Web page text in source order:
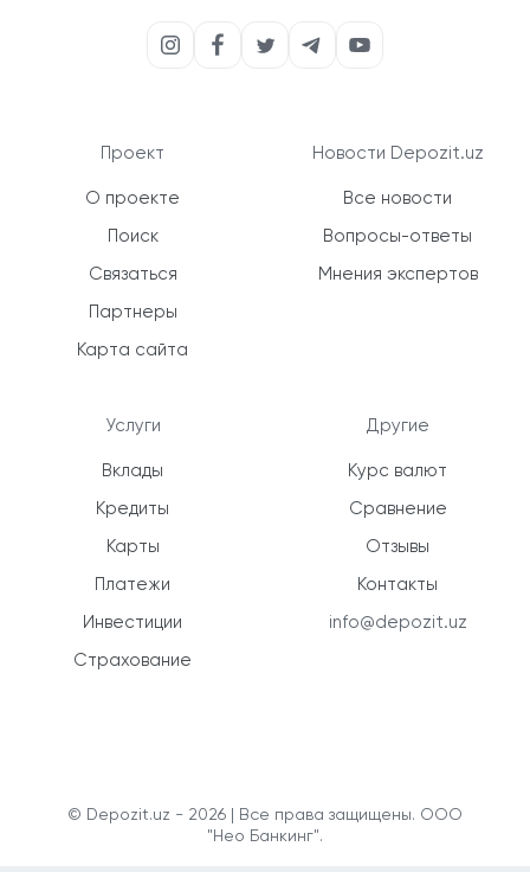
Проект
О проекте
Поиск
Связаться
Партнеры
Карта сайта
Услуги
Вклады
Кредиты
Карты
Платежи
Инвестиции
Страхование
Новости Depozit.uz
Все новости
Вопросы-ответы
Мнения экспертов
Другие
Курс валют
Сравнение
Отзывы
Контакты
info@depozit.uz
© Depozit.uz - 2026 | Все права защищены. ООО
"Нео Банкинг".